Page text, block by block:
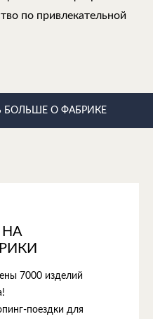
по привлекательной
БОЛЬШЕ О ФАБРИКЕ
НА
7000 изделий
поездки для